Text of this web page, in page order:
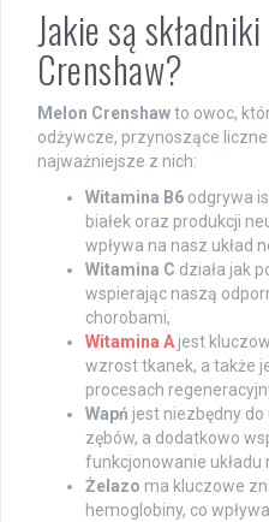
Jakie są
Crenshaw?
Melon Crenshawto owoc,
odżywcze, przynoszące
najważniejsze z nich:
Witamina B6 odgrywa
białek oraz produkcji
wpływa na nasz układ
Witamina C działa jak
wspierając naszą
chorobami,
Witamina A jest
wzrost tkanek, a także
procesach
Wapń jest niezbędny
zębów, a dodatkowo
funkcjonowanie układu
Żelazo ma kluczowe
hemoglobiny, co